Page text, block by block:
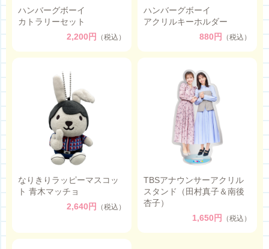
ハンバーグボーイ
カトラリーセット
2,200円
（税込）
ハンバーグボーイ
アクリルキーホルダー
880円
（税込）
なりきりラッピーマスコッ
ト 青木マッチョ
2,640円
（税込）
TBSアナウンサーアクリル
スタンド（田村真子＆南後
杏子）
1,650円
（税込）